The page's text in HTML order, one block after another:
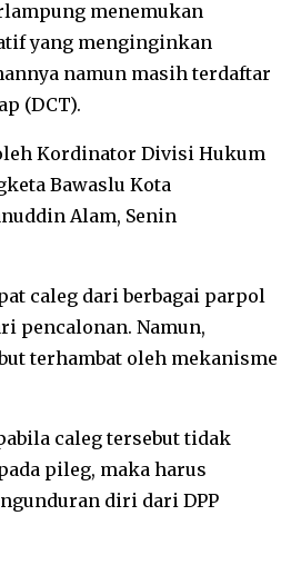
menemukan
yang menginginkan
namun masih terdaftar
(DCT).
Kordinator Divisi Hukum
Bawaslu Kota
Alam, Senin
caleg dari berbagai parpol
pencalonan. Namun,
terhambat oleh mekanisme
caleg tersebut tidak
pileg, maka harus
diri dari DPP